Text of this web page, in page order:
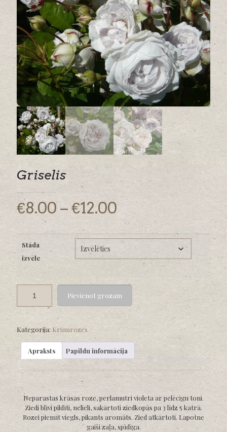
Griselis
€8.00–€12.00 Price
range:
€8.00
through
€12.00
Stāda
izvēle
Pievienot grozam
Kategorija: Krūmrozes
Apraksts Papildu informācija
Neparastas krāsas roze, perlamutri violeta ar pelēcīgu toni.
Ziedi blīvi pildīti, nelieli, sakārtoti ziedkopās pa 3 līdz 5 katrā.
Rozei piemīt viegls, pikants aromāts. Zied atkārtoti. Lapotne
gaiši zaļa, spīdīga.